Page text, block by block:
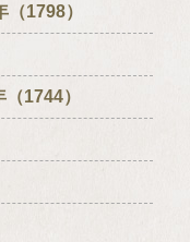
1798）
1744）